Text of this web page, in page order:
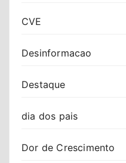
CVE
Desinformacao
Destaque
dia dos pais
Dor de Crescimento